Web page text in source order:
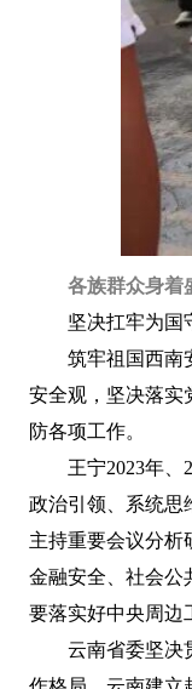
各族群众身着
坚决扛牢为国
筑牢祖国西南
安全观，坚决落实
防各项工作。
王宁2023年
政治引领、系统思
主持重要会议分析
金融安全、社会公
要落实好中央周边
云南省委坚决